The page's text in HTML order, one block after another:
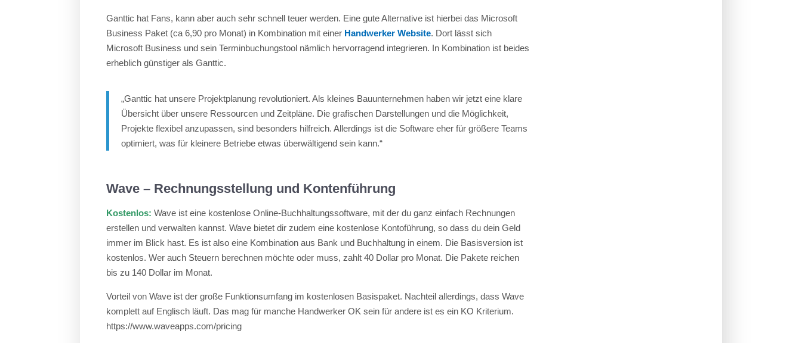
Ganttic hat Fans, kann aber auch sehr schnell teuer werden. Eine gute Alternative ist hierbei das Microsoft
Business Paket (ca 6,90 pro Monat) in Kombination mit einer Handwerker Website. Dort lässt sich
Microsoft Business und sein Terminbuchungstool nämlich hervorragend integrieren. In Kombination ist beides
erheblich günstiger als Ganttic.
„Ganttic hat unsere Projektplanung revolutioniert. Als kleines Bauunternehmen haben wir jetzt eine klare
Übersicht über unsere Ressourcen und Zeitpläne. Die grafischen Darstellungen und die Möglichkeit,
Projekte flexibel anzupassen, sind besonders hilfreich. Allerdings ist die Software eher für größere Teams
optimiert, was für kleinere Betriebe etwas überwältigend sein kann.“
Wave – Rechnungsstellung und Kontenführung
Kostenlos: Wave ist eine kostenlose Online-Buchhaltungssoftware, mit der du ganz einfach Rechnungen
erstellen und verwalten kannst. Wave bietet dir zudem eine kostenlose Kontoführung, so dass du dein Geld
immer im Blick hast. Es ist also eine Kombination aus Bank und Buchhaltung in einem. Die Basisversion ist
kostenlos. Wer auch Steuern berechnen möchte oder muss, zahlt 40 Dollar pro Monat. Die Pakete reichen
bis zu 140 Dollar im Monat.
Vorteil von Wave ist der große Funktionsumfang im kostenlosen Basispaket. Nachteil allerdings, dass Wave
komplett auf Englisch läuft. Das mag für manche Handwerker OK sein für andere ist es ein KO Kriterium.
https://www.waveapps.com/pricing